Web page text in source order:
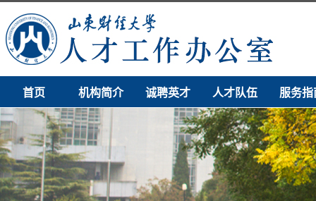
首页 机构简介 诚聘英才 人才队伍 服务指